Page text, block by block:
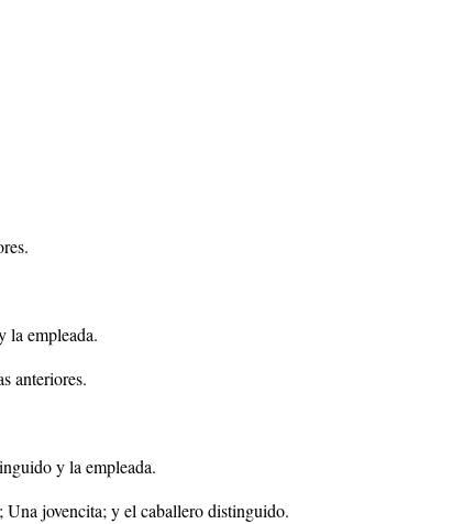
la empleada.
anteriores.
y la empleada.
Una jovencita; y el caballero distinguido.